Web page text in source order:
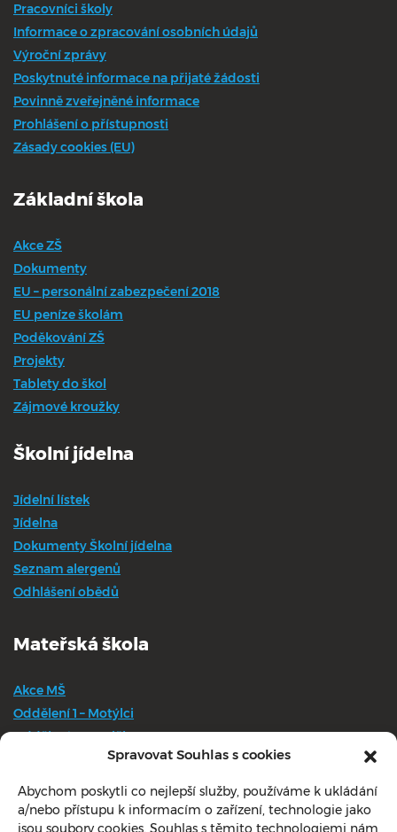
Spravovat Souhlas s cookies
Abychom poskytli co nejlepší služby, používáme k ukládání
a/nebo přístupu k informacím o zařízení, technologie jako
jsou soubory cookies. Souhlas s těmito technologiemi nám
Pracovníci školy
Informace o zpracování osobních údajů
Výroční zprávy
Poskytnuté informace na přijaté žádosti
Povinně zveřejněné informace
Prohlášení o přístupnosti
Zásady cookies (EU)
Základní škola
Akce ZŠ
Dokumenty
EU – personální zabezpečení 2018
EU peníze školám
Poděkování ZŠ
Projekty
Tablety do škol
Zájmové kroužky
Školní jídelna
Jídelní lístek
Jídelna
Dokumenty Školní jídelna
Seznam alergenů
Odhlášení obědů
Mateřská škola
Akce MŠ
Oddělení 1 – Motýlci
Oddělení 2 – Kytičky
EU – personální zabezpečení 2018
Poděkování
Výše úplaty od 1. září 2019